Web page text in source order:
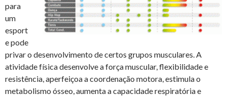
para
um
esport
e pode
privar o desenvolvimento de certos grupos musculares. A
atividade física desenvolve a força muscular, flexibilidade e
resistência, aperfeiçoa a coordenação motora, estimula o
metabolismo ósseo, aumenta a capacidade respiratória e